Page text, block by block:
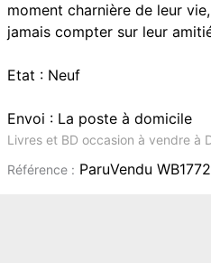
moment charnière de leur
jamais compter sur leur
Etat : Neuf
Envoi : La poste à domicile
Livres et BD occasion à vendre à
Référence : ParuVendu